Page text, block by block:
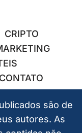
CRIPTO
CONTATO
são de
autores. As